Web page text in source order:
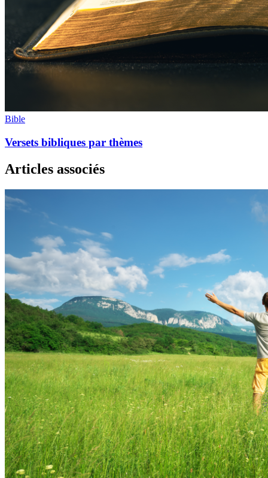
Bible
Versets bibliques par thèmes
Articles associés